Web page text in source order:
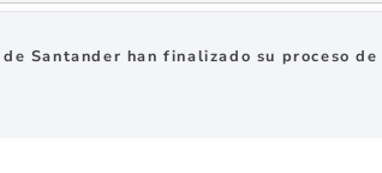
Santander han finalizado su proceso